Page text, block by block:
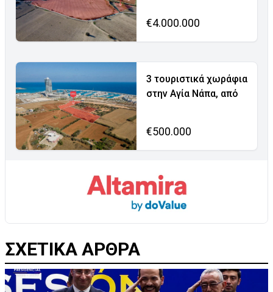
€4.000.000
3 τουριστικά χωράφια
στην Αγία Νάπα, από
€500.000
ΣΧΕΤΙΚΑ ΑΡΘΡΑ